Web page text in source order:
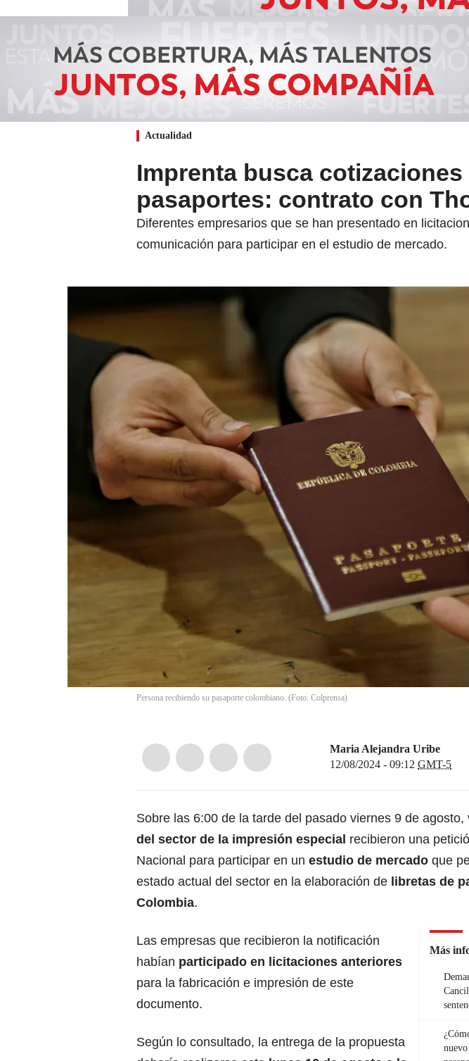
Actualidad
Imprenta busca
pasaportes: contrato con
Diferentes empresarios que se han presentado en
comunicación para participar en el estudio de mercado.
Persona recibiendo su pasaporte colombiano. (Foto: Colprensa)
Maria Alejandra Uribe
12/08/2024 - 09:12 GMT-5
Sobre las 6:00 de la tarde del pasado viernes 9 de agosto,
del sector de la impresión especial recibieron una
Nacional para participar en un estudio de mercado que
estado actual del sector en la elaboración de libretas de
Colombia.
Más
Las empresas que recibieron la notificación
habían participado en licitaciones anteriores
para la fabricación e impresión de este
documento.
Según lo consultado, la entrega de la propuesta